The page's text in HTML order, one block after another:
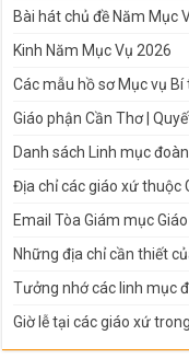
Bài hát chủ đề Năm Mục
Kinh Năm Mục Vụ 2026
Các mẫu hồ sơ Mục vụ Bí
Giáo phận Cần Thơ |
Danh sách Linh mục
Địa chỉ các giáo xứ thuộc
Email Tòa Giám mục
Những địa chỉ cần thiết
Tưởng nhớ các linh mục
Giờ lễ tại các giáo xứ